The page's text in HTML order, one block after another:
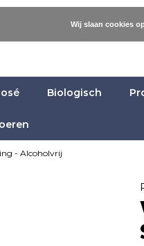
Biologisch
- Alcoholvrij
Wij slaan cookies